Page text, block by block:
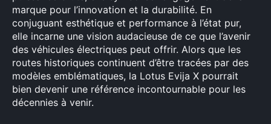
marque pour l’innovation et la durabilité. En
conjuguant esthétique et performance à l’état pur,
elle incarne une vision audacieuse de ce que l’avenir
des véhicules électriques peut offrir. Alors que les
routes historiques continuent d’être tracées par des
modèles emblématiques, la Lotus Evija X pourrait
bien devenir une référence incontournable pour les
décennies à venir.